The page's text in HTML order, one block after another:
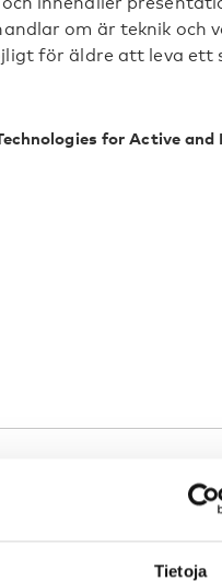
Tietoja
om är teknik och
för äldre att leva
for Active